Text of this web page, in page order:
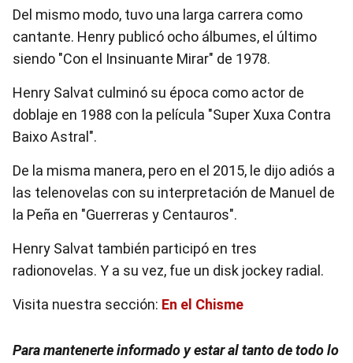
Del mismo modo, tuvo una larga carrera como
cantante. Henry publicó ocho álbumes, el último
siendo "Con el Insinuante Mirar" de 1978.
Henry Salvat culminó su época como actor de
doblaje en 1988 con la película "Super Xuxa Contra
Baixo Astral".
De la misma manera, pero en el 2015, le dijo adiós a
las telenovelas con su interpretación de Manuel de
la Peña en "Guerreras y Centauros".
Henry Salvat también participó en tres
radionovelas. Y a su vez, fue un disk jockey radial.
Visita nuestra sección: En el Chisme
Para mantenerte informado y estar al tanto de todo lo